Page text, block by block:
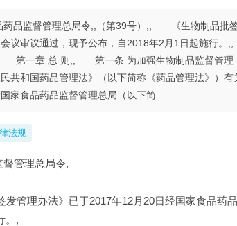
药品监督管理总局令,,（第39号）,, 《生物制品批
会议审议通过，现予公布，自2018年2月1日起施
第一章 总 则,, 第一条 为加强生物制品监督管理，
共和国药品管理法》（以下简称《药品管理法》
家食品药品监督管理总局（以下简
法规
督管理总局令,
发管理办法》已于2017年12月20日经国家食品药
。,